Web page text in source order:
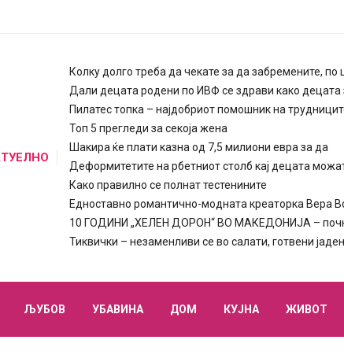
Колку долго треба да чекате за да забремените, по
Дали децата родени по ИВФ се здрави како децата
Пилатес топка – најдобриот помошник на
Топ 5 прегледи за секоја жена
Шакира ќе плати казна од 7,5 милиони евра за да
Деформитетите на рбетниот столб кај децата
Како правилно се полнат тестенините
Едноставно романтично-модната креаторка Вера
10 ГОДИНИ „ХЕЛЕН ДОРОН“ ВО МАКЕДОНИЈА –
Тиквички – незаменливи се во салати, готвени
ЉУБОВ УБАВИНА ДОМ КУЈНА ЖИВОТ